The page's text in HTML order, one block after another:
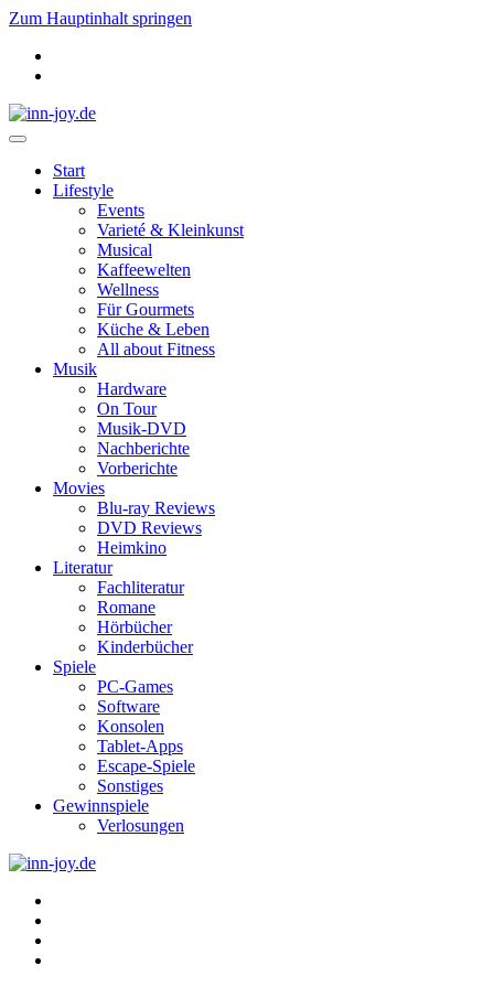
Zum Hauptinhalt springen
Start
Lifestyle
Events
Varieté & Kleinkunst
Musical
Kaffeewelten
Wellness
Für Gourmets
Küche & Leben
All about Fitness
Musik
Hardware
On Tour
Musik-DVD
Nachberichte
Vorberichte
Movies
Blu-ray Reviews
DVD Reviews
Heimkino
Literatur
Fachliteratur
Romane
Hörbücher
Kinderbücher
Spiele
PC-Games
Software
Konsolen
Tablet-Apps
Escape-Spiele
Sonstiges
Gewinnspiele
Verlosungen